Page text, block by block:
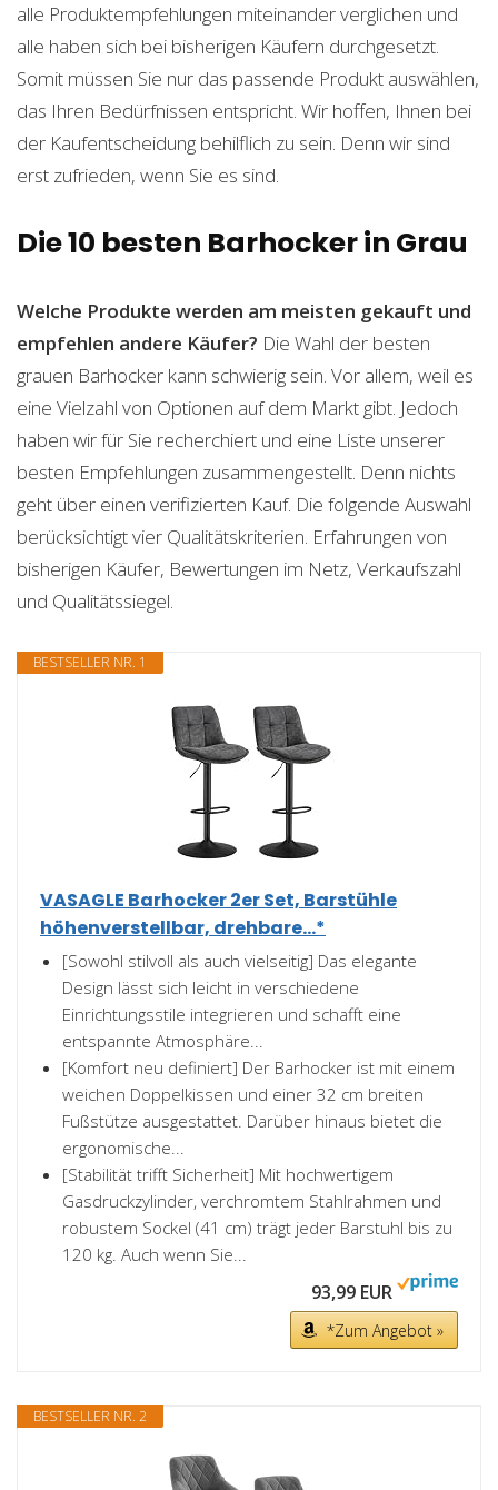
alle Produktempfehlungen miteinander verglichen und
alle haben sich bei bisherigen Käufern durchgesetzt.
Somit müssen Sie nur das passende Produkt auswählen,
das Ihren Bedürfnissen entspricht. Wir hoffen, Ihnen bei
der Kaufentscheidung behilflich zu sein. Denn wir sind
erst zufrieden, wenn Sie es sind.
Die 10 besten Barhocker in Grau
Welche Produkte werden am meisten gekauft und
empfehlen andere Käufer? Die Wahl der besten
grauen Barhocker kann schwierig sein. Vor allem, weil es
eine Vielzahl von Optionen auf dem Markt gibt. Jedoch
haben wir für Sie recherchiert und eine Liste unserer
besten Empfehlungen zusammengestellt. Denn nichts
geht über einen verifizierten Kauf. Die folgende Auswahl
berücksichtigt vier Qualitätskriterien. Erfahrungen von
bisherigen Käufer, Bewertungen im Netz, Verkaufszahl
und Qualitätssiegel.
BESTSELLER NR. 1
VASAGLE Barhocker 2er Set, Barstühle
höhenverstellbar, drehbare...*
[Sowohl stilvoll als auch vielseitig] Das elegante
Design lässt sich leicht in verschiedene
Einrichtungsstile integrieren und schafft eine
entspannte Atmosphäre...
[Komfort neu definiert] Der Barhocker ist mit einem
weichen Doppelkissen und einer 32 cm breiten
Fußstütze ausgestattet. Darüber hinaus bietet die
ergonomische...
[Stabilität trifft Sicherheit] Mit hochwertigem
Gasdruckzylinder, verchromtem Stahlrahmen und
robustem Sockel (41 cm) trägt jeder Barstuhl bis zu
120 kg. Auch wenn Sie...
93,99 EUR
*Zum Angebot »
BESTSELLER NR. 2